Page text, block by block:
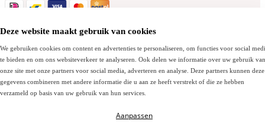
Deze website maakt gebruik van cookies
We gebruiken cookies om content en advertenties te personaliseren, om functies voor social
te bieden en om ons websiteverkeer te analyseren. Ook delen we informatie over uw gebruik van
onze site met onze partners voor social media, adverteren en analyse. Deze partners kunnen deze
gegevens combineren met andere informatie die u aan ze heeft verstrekt of die ze hebben
verzameld op basis van uw gebruik van hun services.
Aanpassen
Socials
© Bergmansoutlet.com - 2026